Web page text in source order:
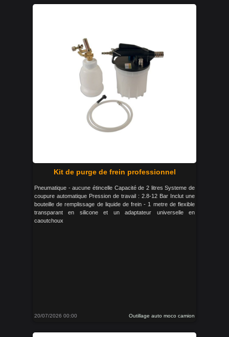
Kit de purge de frein professionnel
Pneumatique - aucune étincelle Capacité de 2 litres Systeme de
coupure automatique Pression de travail : 2.8-12 Bar Inclut une
bouteille de remplissage de liquide de frein - 1 metre de flexible
transparant en silicone et un adaptateur universelle en
caoutchoux
20/07/2026 00:00 Outillage auto moco camion